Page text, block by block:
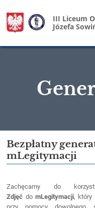
III Liceum
Józefa
Generator
zdjęć
Bezpłatny
mLegitymacji
Zachęcamy do
Zdjęć do mLegitymacji, który